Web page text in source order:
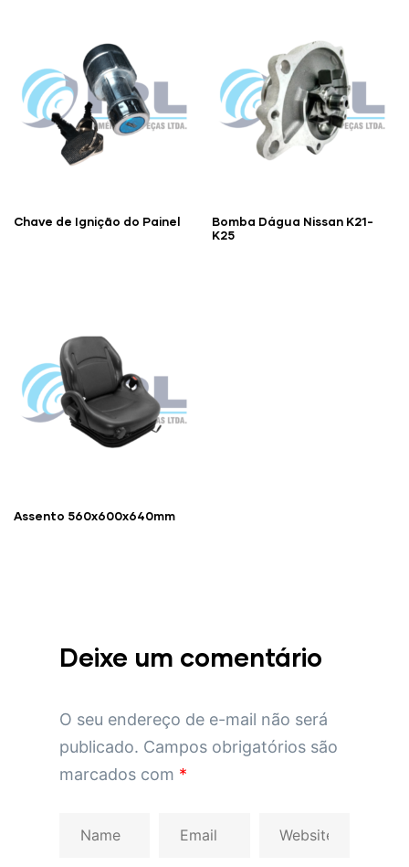
Chave de Ignição do Painel
Bomba Dágua Nissan K21-
K25
Assento 560x600x640mm
Deixe um comentário
O seu endereço de e-mail não será
publicado. Campos obrigatórios são
marcados com *